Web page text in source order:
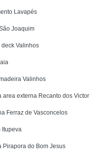
Lavapés
Joaquim
Valinhos
Valinhos
externa Recanto dos Victor
Ferraz de Vasconcelos
Itupeva
Pirapora do Bom Jesus